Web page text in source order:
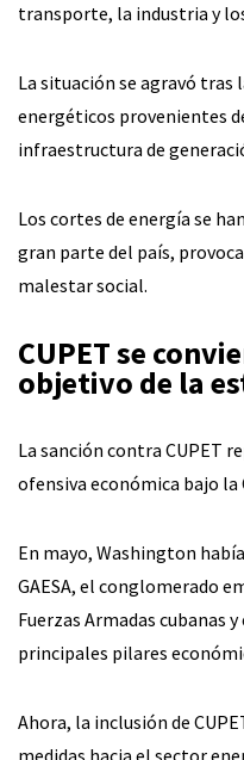
transporte, la industria y
La situación se agravó tras
energéticos provenientes
infraestructura de
Los cortes de energía se
gran parte del país,
malestar social.
CUPET se
objetivo de la
La sanción contra CUPET
ofensiva económica bajo la
En mayo, Washington
GAESA, el conglomerado
Fuerzas Armadas cubanas
principales pilares
Ahora, la inclusión de